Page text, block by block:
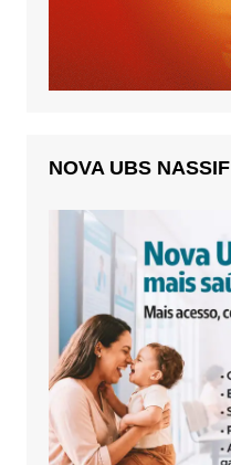
NOVA UBS NASSIF